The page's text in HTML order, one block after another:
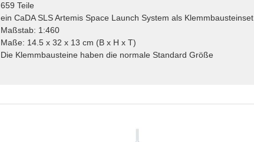
659 Teile
ein CaDA SLS Artemis Space Launch System als Klemmbausteinset
Maßstab: 1:460
Maße: 14.5 x 32 x 13 cm (B x H x T)
Die Klemmbausteine haben die normale Standard Größe